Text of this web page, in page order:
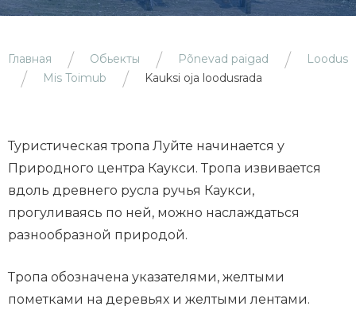
Главная Обьекты Põnevad paigad
Loodus
Mis Toimub
Kauksi oja loodusrada
Туристическая тропа Луйте начинается у
Природного центра Каукси. Тропа извивается
вдоль древнего русла ручья Каукси,
прогуливаясь по ней, можно наслаждаться
разнообразной природой.
Тропа обозначена указателями, желтыми
пометками на деревьях и желтыми лентами.